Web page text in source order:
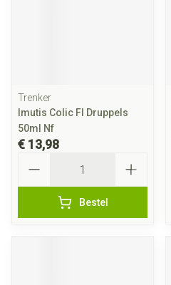
Trenker
Imutis Colic Fl Druppels
50ml Nf
€ 13,98
Bestel